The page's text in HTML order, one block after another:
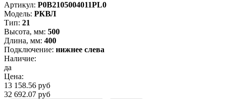
Артикул: Р0В2105004011PL0
Модель: РКВЛ
Тип: 21
Высота, мм: 500
Длина, мм: 400
Подключение: нижнее слева
Наличие:
да
Цена:
13 158.56 руб
32 692.07 руб